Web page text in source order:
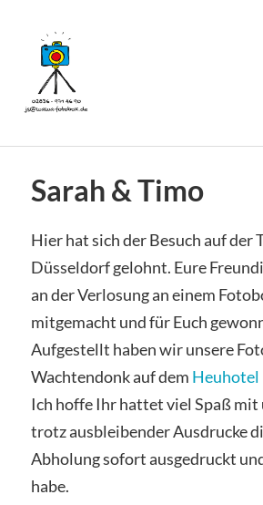
Sarah & Timo
Hier hat sich der Besuch auf der
Düsseldorf gelohnt. Eure
an der Verlosung an einem
mitgemacht und für Euch
Aufgestellt haben wir unsere
Wachtendonk auf dem
Ich hoffe Ihr hattet viel Spaß mit
trotz ausbleibender Ausdrucke
Abholung sofort ausgedruckt
habe.